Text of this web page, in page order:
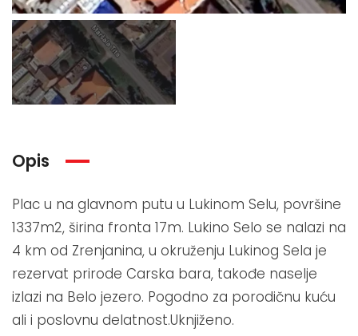
Opis
Plac u na glavnom putu u Lukinom Selu, površine
1337m2, širina fronta 17m. Lukino Selo se nalazi na
4 km od Zrenjanina, u okruženju Lukinog Sela je
rezervat prirode Carska bara, takođe naselje
izlazi na Belo jezero. Pogodno za porodičnu kuću
ali i poslovnu delatnost.Uknjiženo.